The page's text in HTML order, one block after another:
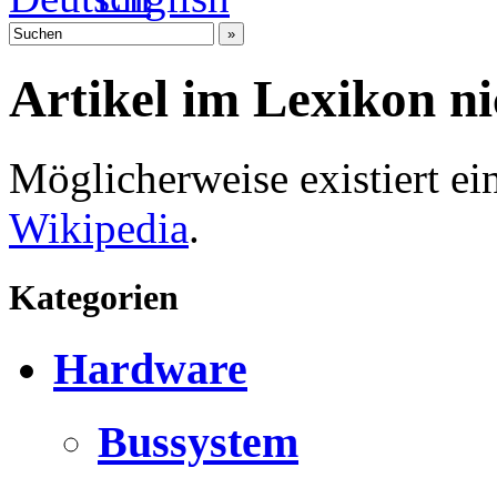
Artikel im Lexikon
Möglicherweise existiert
Wikipedia.
Kategorien
Hardware
Bussystem